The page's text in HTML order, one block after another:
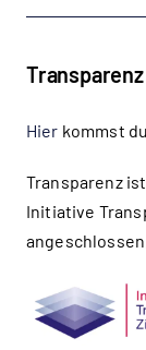
Transparenz
Hier kommst
Transparenz
Initiative
angeschlossen.